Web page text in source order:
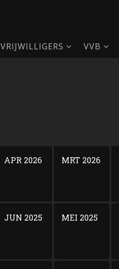
VRIJWILLIGERS VVB
APR 2026 MRT 2026
JUN 2025 MEI 2025